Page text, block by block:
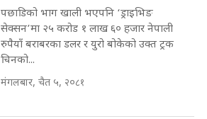
पछाडिको भाग खाली भएपनि ‘ड्राइभिङ
सेक्सन’मा २५ करोड १ लाख ६० हजार नेपाली
रुपैयाँ बराबरका डलर र युरो बोकेको उक्त ट्रक
चिनको...
मंगलबार, चैत ५, २०८१